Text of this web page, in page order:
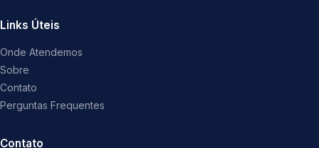
Links Úteis
Onde Atendemos
Sobre
Contato
Perguntas Frequentes
Contato